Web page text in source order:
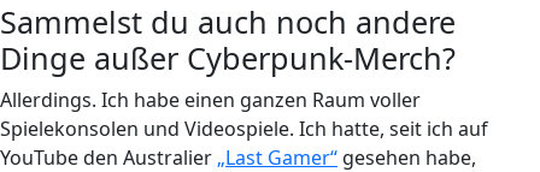
Sammelst du auch noch andere
Dinge außer Cyberpunk-Merch?
Allerdings. Ich habe einen ganzen Raum voller
Spielekonsolen und Videospiele. Ich hatte, seit ich auf
YouTube den Australier „Last Gamer“ gesehen habe,